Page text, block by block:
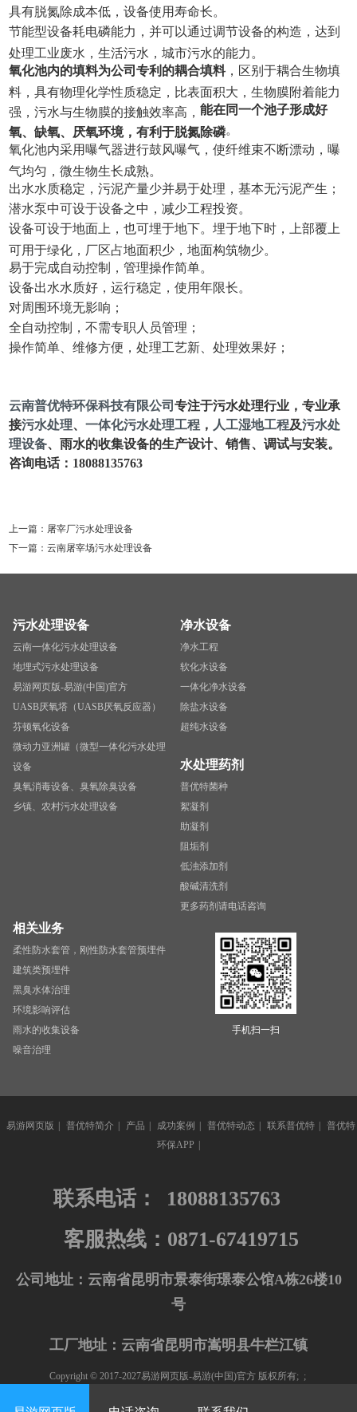
具有脱氮除成本低，设备使用寿命长。
节能型设备耗电磷能力，并可以通过调节设备的构造，达到
处理工业废水，生活污水，城市污水的能力。
氧化池内的填料为公司专利 的耦合填料，区别于耦合生物填
料，具有物理化学性质稳定，比表面积大，生物膜附着能力
强，污水与生物膜的接触效率高，能在同一个池子形成好
氧、缺氧、厌氧环境，有利于脱氮除磷。
氧化池内采用曝气器进行鼓风曝气，使纤维束不断漂动，曝
气均匀，微生物生长成熟。
出水水质稳定，污泥产量少并易于处理，基本无污泥产生；
潜水泵中可设于设备之中，减少工程投资。
设备可设于地面上，也可埋于地下。埋于地下时，上部覆上
可用于绿化，厂区占地面积少，地面构筑物少。
易于完成自动控制，管理操作简单。
设备出水水质好，运行稳定，使用年限长。
对周围环境无影响；
全自动控制，不需专职人员管理；
操作简单、维修方便，处理工艺新、处理效果好；
云南普优特环保科技有限公司专注于污水处理行业，专业承
接污水处理、一体化污水处理工程 ， 人工湿地工程及污水处
理设备、雨水的收集设备的生产设计、销售、调试与安装。
咨询电话：18088135763
上一篇： 屠宰厂污水处理设备
下一篇：云南屠宰场污水处理设备
污水处理设备
云南一体化污水处理设备
地埋式污水处理设备
易游网页版-易游(中国)官方
UASB厌氧塔（UASB厌氧反应器）
芬顿氧化设备
微动力亚洲罐（微型一体化污水处理
设备
臭氧消毒设备、臭氧除臭设备
乡镇、农村污水处理设备
净水设备
净水工程
软化水设备
一体化净水设备
除盐水设备
超纯水设备
水处理药剂
普优特菌种
絮凝剂
助凝剂
阻垢剂
低浊添加剂
酸碱清洗剂
更多药剂请电话咨询
相关业务
柔性防水套管，刚性防水套管预埋件
建筑类预埋件
黑臭水体治理
环境影响评估
雨水的收集设备
噪音治理
手机扫一扫
易游网页版 普优特简介 产品 成功案例 普优特动态 联系普优特
普优特
环保APP
联系电话：
18088135763
客服热线：0871-67419715
公司地址：云南省昆明市景泰街璟泰公馆A栋26楼10
号
工厂地址：云南省昆明市嵩明县牛栏江镇
Copyright © 2017-2027易游网页版-易游(中国)官方 版权所有; ;